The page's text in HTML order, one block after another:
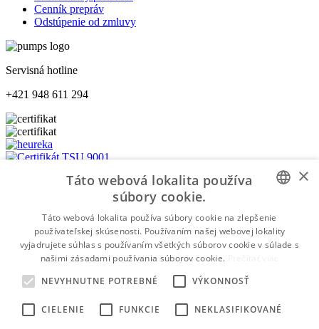
Cenník prepráv
Odstúpenie od zmluvy
Servisná hotline
+421 948 611 294
Platba bankovým prevodom
Platba kartou
WWW.PUMPS.SK©2026 Všetky práva vyhradené | Made by
SLOVAK
SLOVAK
×
Táto webová lokalita používa
súbory cookie.
Táto webová lokalita používa súbory cookie na zlepšenie
používateľskej skúsenosti. Používaním našej webovej lokality
vyjadrujete súhlas s používaním všetkých súborov cookie v súlade s
našimi zásadami používania súborov cookie.
NEVYHNUTNE POTREBNÉ
VÝKONNOSŤ
CIELENIE FUNKCIE NEKLASIFIKOVANÉ